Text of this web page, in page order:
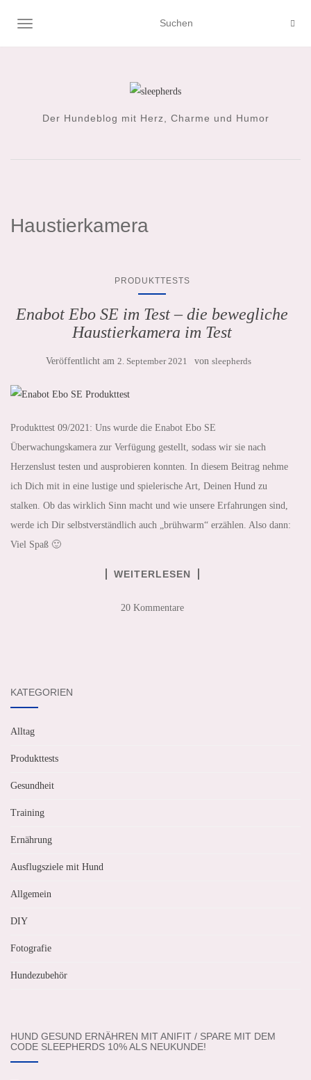
NAVIGATION UMSCHALTEN
Der Hundeblog mit Herz, Charme und Humor
Haustierkamera
PRODUKTTESTS
Enabot Ebo SE im Test – die bewegliche
Haustierkamera im Test
Veröffentlicht am 2. September 2021 von sleepherds
Produkttest 09/2021: Uns wurde die Enabot Ebo SE
Überwachungskamera zur Verfügung gestellt, sodass wir sie nach
Herzenslust testen und ausprobieren konnten. In diesem Beitrag nehme
ich Dich mit in eine lustige und spielerische Art, Deinen Hund zu
stalken. Ob das wirklich Sinn macht und wie unsere Erfahrungen sind,
werde ich Dir selbstverständlich auch „brühwarm“ erzählen. Also dann:
Viel Spaß 🙂
WEITERLESEN
20 Kommentare
KATEGORIEN
Alltag
Produkttests
Gesundheit
Training
Ernährung
Ausflugsziele mit Hund
Allgemein
DIY
Fotografie
Hundezubehör
HUND GESUND ERNÄHREN MIT ANIFIT / SPARE MIT DEM
CODE SLEEPHERDS 10% ALS NEUKUNDE!